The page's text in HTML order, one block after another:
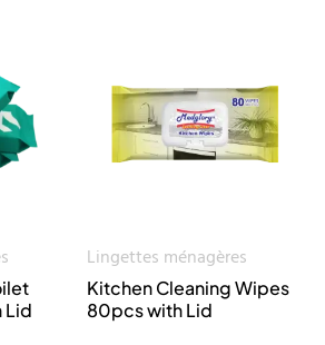
Lid
Lingettes ménagères
Kitchen Cleaning Wipes
80pcs with Lid